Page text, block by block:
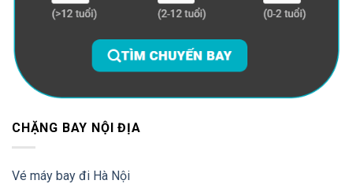
CHẶNG BAY NỘI ĐỊA
Vé máy bay đi Hà Nội